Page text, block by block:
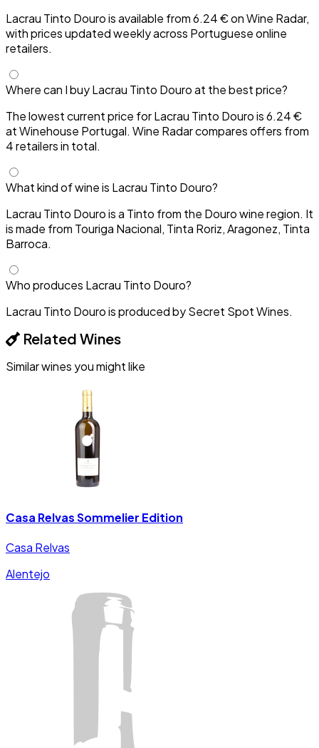
Lacrau Tinto Douro is available from 6.24 € on Wine Radar,
with prices updated weekly across Portuguese online
retailers.
Where can I buy Lacrau Tinto Douro at the best price?
The lowest current price for Lacrau Tinto Douro is 6.24 €
at Winehouse Portugal. Wine Radar compares offers from
4 retailers in total.
What kind of wine is Lacrau Tinto Douro?
Lacrau Tinto Douro is a Tinto from the Douro wine region. It
is made from Touriga Nacional, Tinta Roriz, Aragonez, Tinta
Barroca.
Who produces Lacrau Tinto Douro?
Lacrau Tinto Douro is produced by Secret Spot Wines.
Related Wines
Similar wines you might like
Casa Relvas Sommelier Edition
Casa Relvas
Alentejo